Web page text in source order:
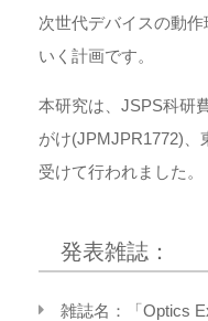
次世代デバイスの動
いく計画です。
本研究は、JSPS科研
がけ(JPMJPR1772)、
受けて行われました。
発表雑誌：
雑誌名：「Optics